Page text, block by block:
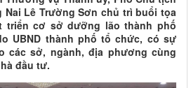
Nai Lê Trường Sơn chủ trì buổi tọa
triển cơ sở dưỡng lão thành phố
UBND thành phố tổ chức, có sự
các sở, ngành, địa phương cùng
đầu tư.